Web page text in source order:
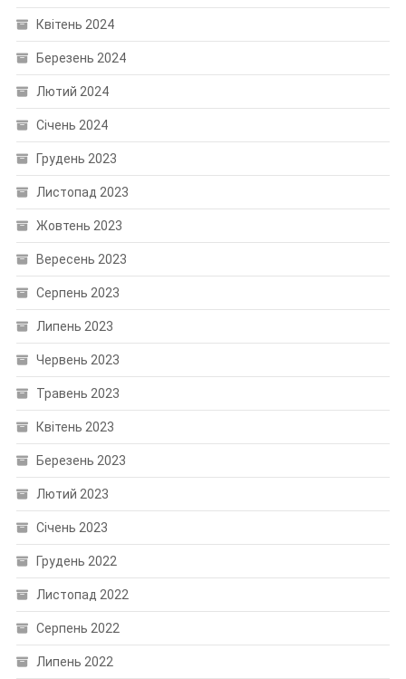
Квітень 2024
Березень 2024
Лютий 2024
Січень 2024
Грудень 2023
Листопад 2023
Жовтень 2023
Вересень 2023
Серпень 2023
Липень 2023
Червень 2023
Травень 2023
Квітень 2023
Березень 2023
Лютий 2023
Січень 2023
Грудень 2022
Листопад 2022
Серпень 2022
Липень 2022